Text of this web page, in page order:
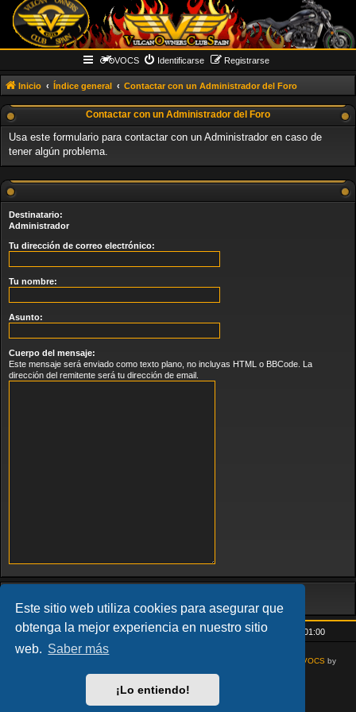
Este sitio web utiliza cookies para asegurar que
obtenga la mejor experiencia en nuestro sitio
web. Saber más
¡Lo entiendo!
VOCS Identificarse Registrarse
Inicio Índice general Contactar con un Administrador del Foro
Contactar con un Administrador del Foro
Usa este formulario para contactar con un Administrador en caso de
tener algún problema.
Destinatario:
Administrador
Tu dirección de correo electrónico:
Tu nombre:
Asunto:
Cuerpo del mensaje:
Este mensaje será enviado como texto plano, no incluyas HTML o BBCode. La
dirección del remitente será tu dirección de email.
Inicio Índice general Todos los horarios son UTC+01:00
VOCSby
Goliardo
Desarrollado porphpBB® Forum Software © phpBB Limited
phpBB España